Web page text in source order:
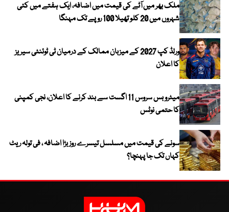
ملک بھر میں آٹے کی قیمت میں اضافہ، ایک ہفتے میں کئی
شہروں میں 20 کلو تھیلا 100 روپے تک مہنگا
ورلڈ کپ 2027 کے میزبان ممالک کے درمیان ٹی ٹوئنٹی سیریز
کا اعلان
میٹرو بس سروس 11 اگست سے بند کرنے کا اعلان، نجی کمپنی
کا حتمی نوٹس
سونے کی قیمت میں مسلسل تیسرے روز بڑا اضافہ ، فی تولہ ریٹ
کہاں تک جا پہنچا؟